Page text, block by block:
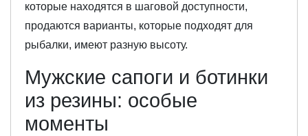
которые находятся в шаговой доступности,
продаются варианты, которые подходят для
рыбалки, имеют разную высоту.
Мужские сапоги и ботинки
из резины: особые
моменты